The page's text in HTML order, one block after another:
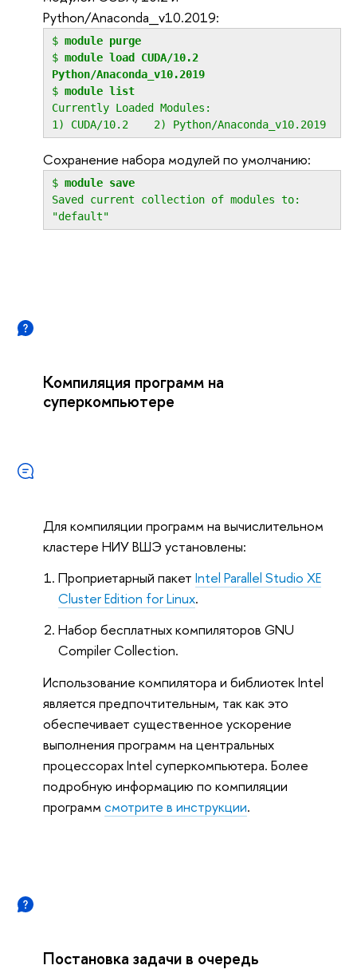
Python/Anaconda_v10.2019:
$ module purge
$ module load CUDA/10.2
Python/Anaconda_v10.2019
$ module list
Currently Loaded Modules:
1) CUDA/10.2 2) Python/Anaconda_v10.2019
Сохранение набора модулей по умолчанию:
$ module save
Saved current collection of modules to:
"default"
Компиляция программ на
суперкомпьютере
Для компиляции программ на вычислительном
кластере НИУ ВШЭ установлены:
Проприетарный пакет Intel Parallel Studio XE
Cluster Edition for Linux.
Набор бесплатных компиляторов GNU
Compiler Collection.
Использование компилятора и библиотек Intel
является предпочтительным, так как это
обеспечивает существенное ускорение
выполнения программ на центральных
процессорах Intel суперкомпьютера. Более
подробную информацию по компиляции
программ смотрите в инструкции.
Постановка задачи в очередь